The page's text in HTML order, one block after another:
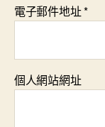
電子郵件地址*
個人網站網址